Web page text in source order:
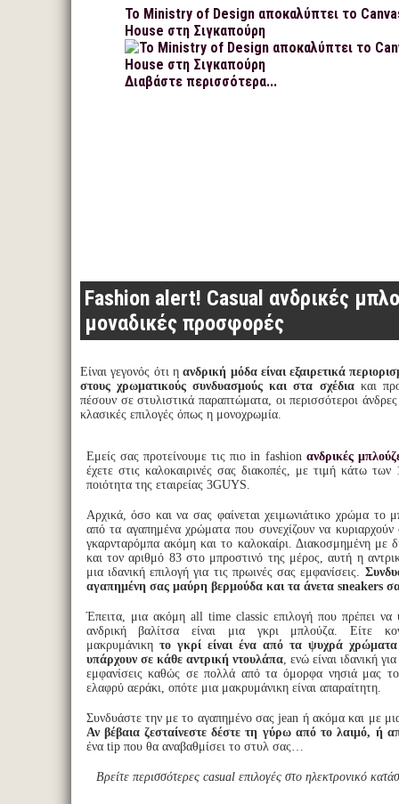
Το Ministry of Design αποκαλύπτει το
House στη Σιγκαπούρη
Διαβάστε περισσότερα...
Fashion alert! Casual ανδρικές
μοναδικές προσφορές
Είναι γεγονός ότι ηανδρική μόδα είναι εξαιρετικά
στους χρωματικούς συνδυασμούς και στα σχέδιακαι
πέσουν σε στυλιστικά παραπτώματα, οι περισσότεροι άνδρες
κλασικές επιλογές όπως η μονοχρωμία.
Εμείς σας προτείνουμε τις πιο in fashion ανδρικές
έχετε στις καλοκαιρινές σας διακοπές, με τιμή κάτω
ποιότητα της εταιρείας 3GUYS.
Αρχικά, όσο και να σας φαίνεται χειμωνιάτικο χρώμα το
από τα αγαπημένα χρώματα που συνεχίζουν να κυριαρχούν
γκαρνταρόμπα ακόμη και το καλοκαίρι. Διακοσμημένη με
και τον αριθμό 83 στο μπροστινό της μέρος, αυτή η
μια ιδανική επιλογή για τις πρωινές σας εμφανίσεις.
αγαπημένη σας μαύρη βερμούδα και τα άνετα sneakers
Έπειτα, μια ακόμη all time classic επιλογή που πρέπει να
ανδρική βαλίτσα είναι μια γκρι μπλούζα. Είτε
μακρυμάνικη το γκρί είναι ένα από τα ψυχρά
υπάρχουν σε κάθε αντρική ντουλάπα, ενώ είναι ιδανική
εμφανίσεις καθώς σε πολλά από τα όμορφα νησιά μας
ελαφρύ αεράκι, οπότε μια μακρυμάνικη είναι απαραίτητη.
Συνδυάστε την με το αγαπημένο σας jean ή ακόμα και με
Αν βέβαια ζεσταίνεστε δέστε τη γύρω από το λαιμό, ή
ένα tip που θα αναβαθμίσει το στυλ σας…
Βρείτε περισσότερες casual επιλογές στο ηλεκτρονικό